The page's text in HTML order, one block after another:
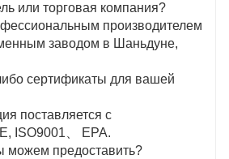
или торговая компания?
производителем
заводом в Шаньдуне,
сертификаты для вашей
поставляется с
ISO9001、 EPA.
можем предоставить?